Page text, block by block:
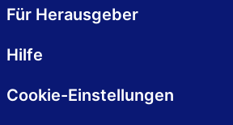
Für Herausgeber
Hilfe
Cookie-Einstellungen